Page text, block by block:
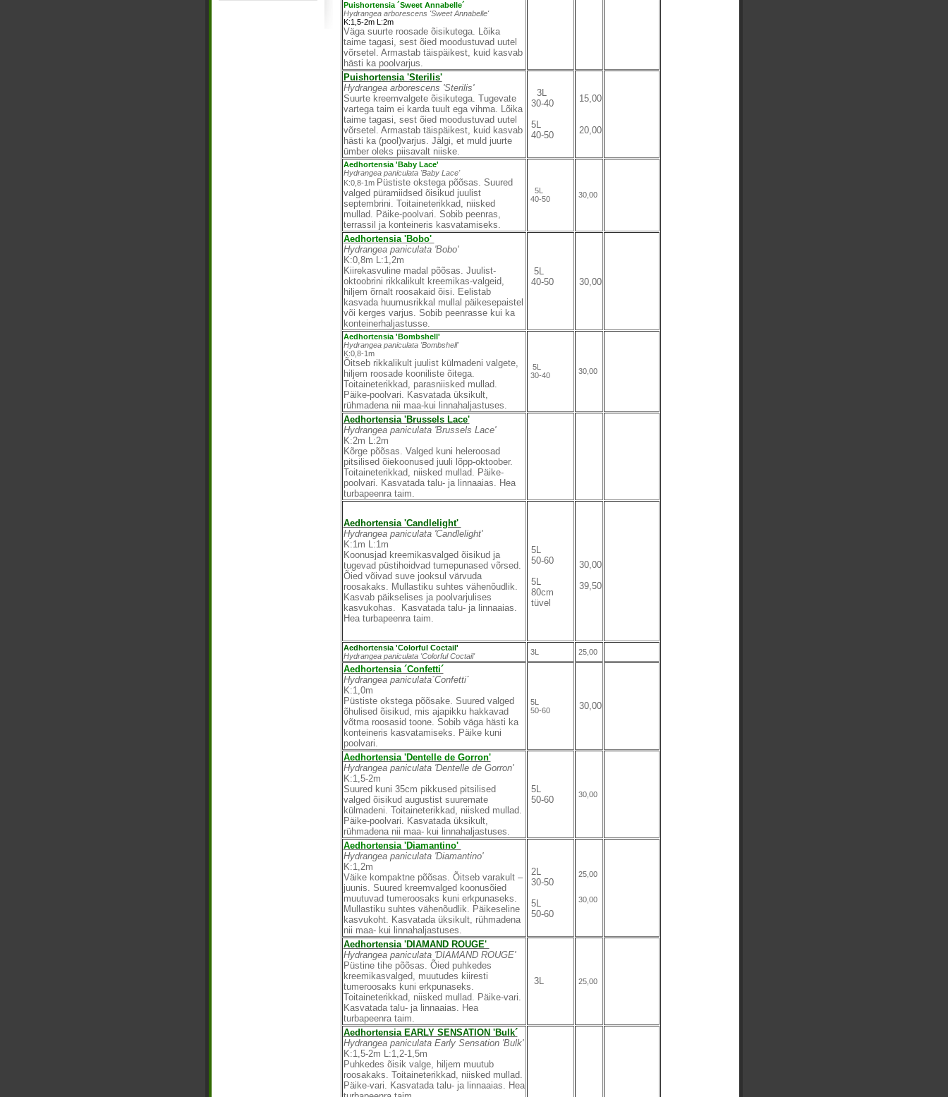
Puishortensia ´Sweet Annabelle´
Hydrangea arborescens 'Sweet Annabelle'
K:1,5-2m L:2m
Väga suurte roosade õisikutega. Lõika
taime tagasi, sest õied moodustuvad uutel
võrsetel. Armastab täispäikest, kuid kasvab
hästi ka poolvarjus.
Puishortensia 'Sterilis'
Hydrangea arborescens 'Sterilis'
Suurte kreemvalgete õisikutega. Tugevate
vartega taim ei karda tuult ega vihma. Lõika
taime tagasi, sest õied moodustuvad uutel
võrsetel. Armastab täispäikest, kuid kasvab
hästi ka (pool)varjus. Jälgi, et muld juurte
ümber oleks piisavalt niiske.
3L
30-40
5L
40-50
15,00
20,00
Aedhortensia 'Baby Lace'
Hydrangea paniculata 'Baby Lace'
K:0,8-1m Püstiste okstega põõsas. Suured
valged püramiidsed õisikud juulist
septembrini. Toitaineterikkad, niisked
mullad. Päike-poolvari. Sobib peenras,
terrassil ja konteineris kasvatamiseks.
5L
40-50
30,00
Aedhortensia 'Bobo'
Hydrangea paniculata 'Bobo'
K:0,8m L:1,2m
Kiirekasvuline madal põõsas. Juulist-
oktoobrini rikkalikult kreemikas-valgeid,
hiljem õrnalt roosakaid õisi. Eelistab
kasvada huumusrikkal mullal päikesepaistel
või kerges varjus. Sobib peenrasse kui ka
konteinerhaljastusse.
5L
40-50
30,00
Aedhortensia 'Bombshell'
Hydrangea paniculata 'Bombshell'
K:0,8-1m
Õitseb rikkalikult juulist külmadeni valgete,
hiljem roosade kooniliste õitega.
Toitaineterikkad, parasniisked mullad.
Päike-poolvari. Kasvatada üksikult,
rühmadena nii maa-kui linnahaljastuses.
5L
30-40
30,00
Aedhortensia 'Brussels Lace'
Hydrangea paniculata 'Brussels Lace'
K:2m L:2m
Kõrge põõsas. Valged kuni heleroosad
pitsilised õiekoonused juuli lõpp-oktoober.
Toitaineterikkad, niisked mullad. Päike-
poolvari. Kasvatada talu- ja linnaaias. Hea
turbapeenra taim.
Aedhortensia 'Candlelight'
Hydrangea paniculata 'Candlelight'
K:1m L:1m
Koonusjad kreemikasvalged õisikud ja
tugevad püstihoidvad tumepunased võrsed.
Õied võivad suve jooksul värvuda
roosakaks. Mullastiku suhtes vähenõudlik.
Kasvab päikselises ja poolvarjulises
kasvukohas. Kasvatada talu- ja linnaaias.
Hea turbapeenra taim.
5L
50-60
5L
80cm
tüvel
30,00
39,50
Aedhortensia 'Colorful Coctail'
Hydrangea paniculata 'Colorful Coctail'
3L 25,00
Aedhortensia ´Confetti´
Hydrangea paniculata´Confetti´
K:1,0m
Püstiste okstega põõsake. Suured valged
õhulised õisikud, mis ajapikku hakkavad
võtma roosasid toone. Sobib väga hästi ka
konteineris kasvatamiseks. Päike kuni
poolvari.
5L
50-60
30,00
Aedhortensia 'Dentelle de Gorron'
Hydrangea paniculata 'Dentelle de Gorron'
K:1,5-2m
Suured kuni 35cm pikkused pitsilised
valged õisikud augustist suuremate
külmadeni. Toitaineterikkad, niisked mullad.
Päike-poolvari. Kasvatada üksikult,
rühmadena nii maa- kui linnahaljastuses.
5L
50-60
30,00
Aedhortensia 'Diamantino'
Hydrangea paniculata 'Diamantino'
K:1,2m
Väike kompaktne põõsas. Õitseb varakult –
juunis. Suured kreemvalged koonusõied
muutuvad tumeroosaks kuni erkpunaseks.
Mullastiku suhtes vähenõudlik. Päikeseline
kasvukoht. Kasvatada üksikult, rühmadena
nii maa- kui linnahaljastuses.
2L
30-50
5L
50-60
25,00
30,00
Aedhortensia 'DIAMAND ROUGE'
Hydrangea paniculata 'DIAMAND ROUGE'
Püstine tihe põõsas. Õied puhkedes
kreemikasvalged, muutudes kiiresti
tumeroosaks kuni erkpunaseks.
Toitaineterikkad, niisked mullad. Päike-vari.
Kasvatada talu- ja linnaaias. Hea
turbapeenra taim.
3L 25,00
Aedhortensia EARLY SENSATION 'Bulk´
Hydrangea paniculata Early Sensation 'Bulk'
K:1,5-2m L:1,2-1,5m
Puhkedes õisik valge, hiljem muutub
roosakaks. Toitaineterikkad, niisked mullad.
Päike-vari. Kasvatada talu- ja linnaaias. Hea